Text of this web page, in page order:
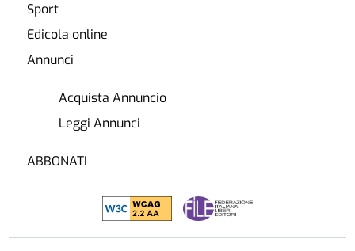
Sport
Edicola online
Annunci
Acquista Annuncio
Leggi Annunci
ABBONATI